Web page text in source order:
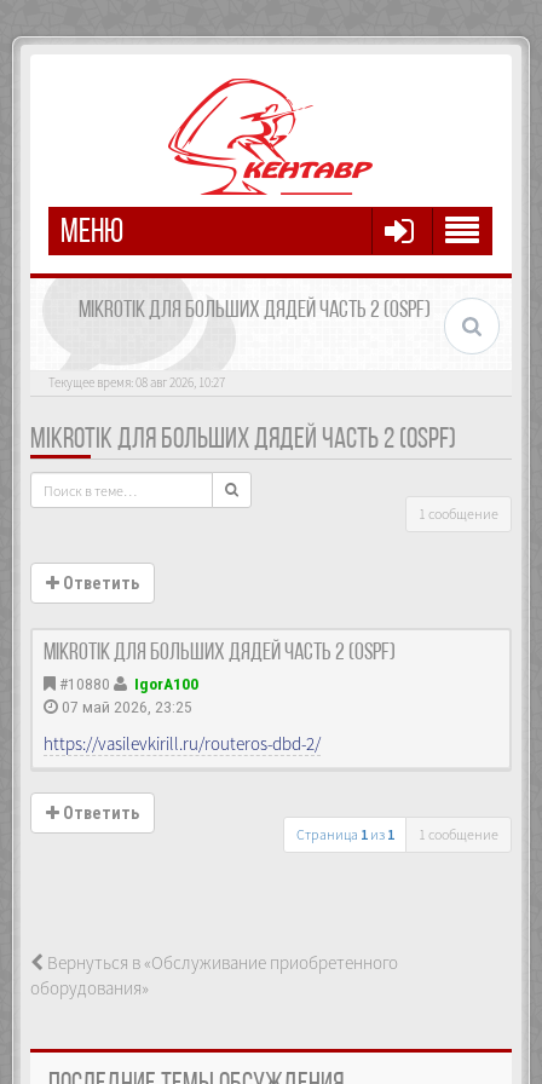
МЕНЮ
MIKROTIK ДЛЯ БОЛЬШИХ ДЯДЕЙ ЧАСТЬ 2 (OSPF)
Текущее время: 08 авг 2026, 10:27
MIKROTIK ДЛЯ БОЛЬШИХ ДЯДЕЙ ЧАСТЬ 2 (OSPF)
1 сообщение
Ответить
MikroTik Для больших дядей часть 2 (OSPF)
#10880
IgorA100
07 май 2026, 23:25
https://vasilevkirill.ru/routeros-dbd-2/
Ответить
Страница 1из 1 1 сообщение
Вернуться в «Обслуживание приобретенного
оборудования»